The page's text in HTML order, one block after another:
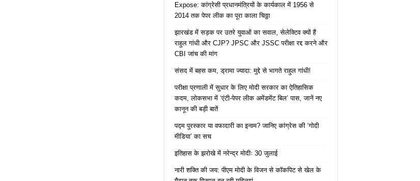
Expose: कांग्रेसी प्रधानमंत्रियों के कार्यकाल में 1956 से
2014 तक पेपर लीक का पूरा काला चिठ्ठा
झारखंड में सड़क पर उतरे युवाओं का सवाल, सेलेक्टिव क्यों हैं
राहुल गांधी और CJP? JPSC और JSSC परीक्षा रद्द करने और
CBI जांच की मांग
संसद में बहस कम, ड्रामा ज्यादा: मुद्दे से भागते राहुल गांधी!
परीक्षा प्रणाली में सुधार के लिए मोदी सरकार का ऐतिहासिक
कदम, लोकसभा में ‘एंटी-पेपर लीक अमेंडमेंट बिल’ पास, जानें नए
कानून की बड़ी बातें
पद्म पुरस्कार या वफादारी का इनाम? जानिए कांग्रेस की ‘गोदी
मीडिया’ का सच
इतिहास के झरोखे में नरेन्द्र मोदीः 30 जुलाई
नारी शक्ति की जय: पीएम मोदी के विजन से कॉकपिट से खेल के